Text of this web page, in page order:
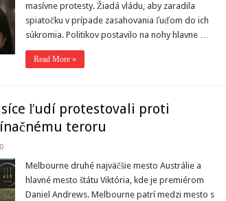
masívne protesty. Žiadá vládu, aby zaradila
spiatočku v prípade zasahovania ľuďom do ich
súkromia. Politikov postavilo na nohy hlavne …
Read More »
ľudí protestovali proti
teroru
0
Melbourne druhé najväčšie mesto Austrálie a
hlavné mesto štátu Viktória, kde je premiérom
Daniel Andrews. Melbourne patrí medzi mesto s